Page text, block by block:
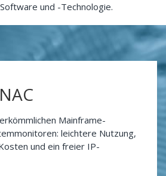
und -Technologie.
Mainframe-
leichtere Nutzung,
und ein freier IP-